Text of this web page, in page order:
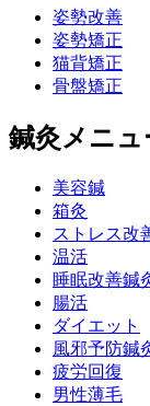
姿勢改善
姿勢矯正
猫背矯正
骨盤矯正
鍼灸メニュ
美容鍼
箱灸
ストレス改
温活
睡眠改善鍼
腸活
ダイエット
風邪予防鍼
疲労回復
男性薄毛